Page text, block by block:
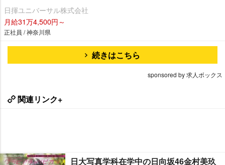
日揮ユニバーサル株式会社
月給31万4,500円～
正社員 / 神奈川県
続きはこちら
sponsored by 求人ボックス
関連リンク+
日大写真学科在学中の日向坂46金村美玖